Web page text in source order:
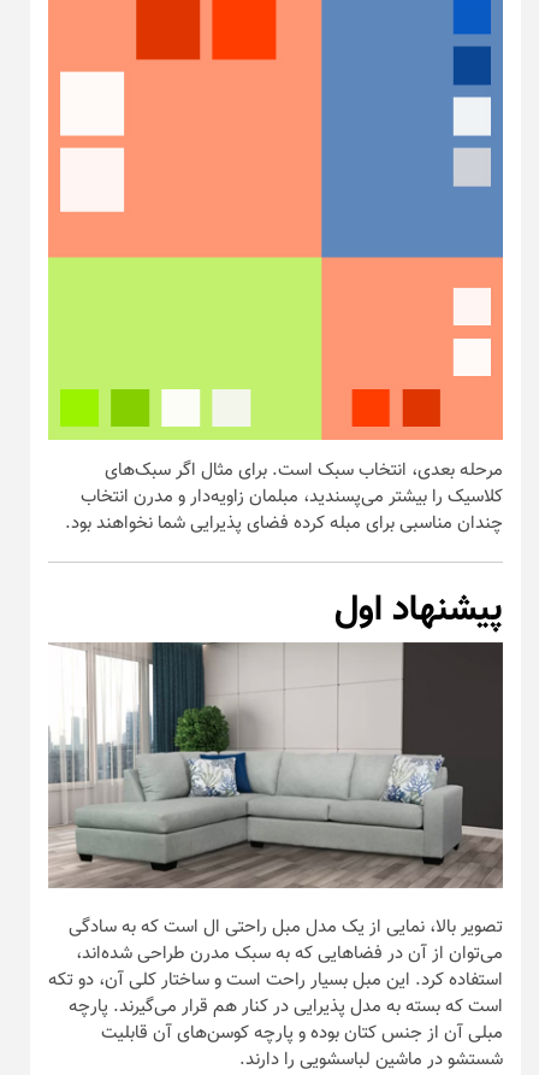
مرحله بعدی، انتخاب سبک است. برای مثال اگر سبک‌های
کلاسیک را بیشتر می‌پسندید، مبلمان زاویه‌دار و مدرن انتخاب
چندان مناسبی برای مبله کرده فضای پذیرایی شما نخواهند بود.
پیشنهاد اول
تصویر بالا، نمایی از یک مدل مبل راحتی ال است که به سادگی
می‌توان از آن در فضا‌هایی که به سبک مدرن طراحی شده‌اند،
استفاده کرد. این مبل بسیار راحت است و ساختار کلی آن، دو تکه
است که بسته به مدل پذیرایی در کنار هم قرار می‌گیرند. پارچه
مبلی آن از جنس کتان بوده و پارچه کوسن‌های آن قابلیت
شستشو در ماشین لباسشویی را دارند.